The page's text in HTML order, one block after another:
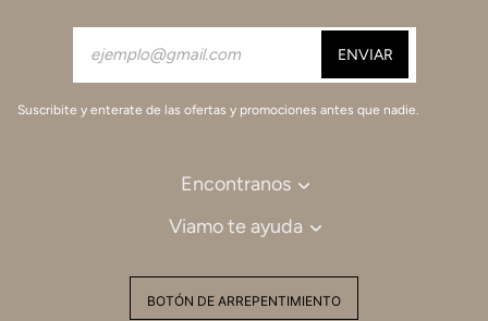
Suscribite y enterate de las ofertas y promociones antes que nadie.
Encontranos
Viamo te ayuda
BOTÓN DE ARREPENTIMIENTO